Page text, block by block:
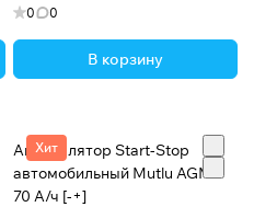
0 0
В корзину
Хит
Аккумулятор Start-Stop
автомобильный Mutlu AGM -
70 А/ч [-+]